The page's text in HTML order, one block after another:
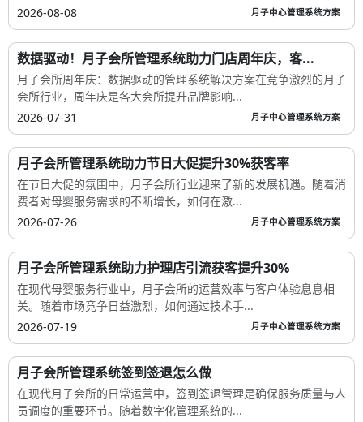
2026-08-08
月子中心管理系统方案
数据驱动！月子会所管理系统助力门店周年庆，客...
月子会所周年庆：数据驱动的管理系统解决方案在竞争激烈的月子
会所行业，周年庆是各大会所提升品牌影响...
2026-07-31
月子中心管理系统方案
月子会所管理系统助力节日大促提升30%获客率
在节日大促的氛围中，月子会所行业迎来了新的发展机遇。随着消
费者对母婴服务需求的不断增长，如何在激...
2026-07-26
月子中心管理系统方案
月子会所管理系统助力护理店引流获客提升30%
在现代母婴服务行业中，月子会所的运营效率与客户体验息息相
关。随着市场竞争日益激烈，如何通过技术手...
2026-07-19
月子中心管理系统方案
月子会所管理系统签到签退怎么做
在现代月子会所的日常运营中，签到签退管理是确保服务质量与人
员调度的重要环节。随着数字化管理系统的...